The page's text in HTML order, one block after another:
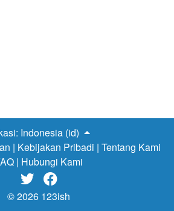
Indonesia (id)
| Kebijakan Pribadi | Tentang Kami
| Hubungi Kami
 
© 2026 123ish